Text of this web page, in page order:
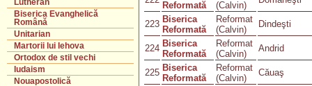
Lutheran
Biserica Evanghelică
Română
Unitarian
Martorii lui Iehova
Ortodox de stil vechi
Iudaism
Nouapostolică
Reformată
(Calvin)
223 Biserica
Reformată
Reformat
(Calvin)
Dindeşti
224 Biserica
Reformată
Reformat
(Calvin)
Andrid
225 Biserica
Reformată
Reformat
(Calvin)
Căuaş